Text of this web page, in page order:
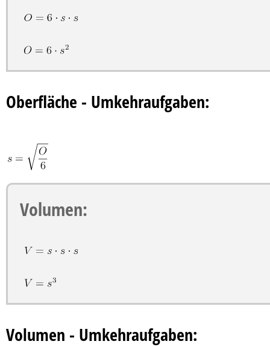
Oberfläche - Umkehraufgaben:
Volumen:
Volumen - Umkehraufgaben: